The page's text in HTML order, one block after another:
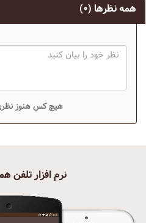
همه نظرها (۰)
هیچ کس هنوز
نرم افزار تلفن